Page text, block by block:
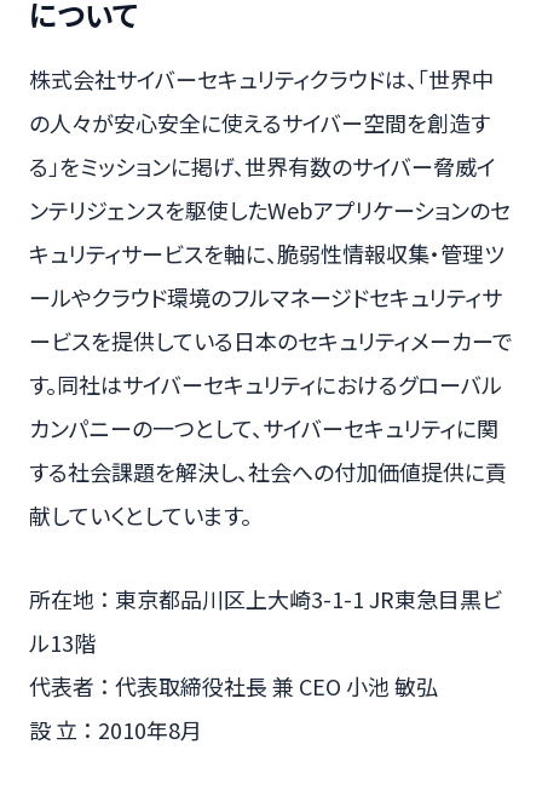
について
株式会社サイバーセキュリティクラウドは、「世界中
の人々が安心安全に使えるサイバー空間を創造す
る」をミッションに掲げ、世界有数のサイバー脅威イ
ンテリジェンスを駆使したWebアプリケーションのセ
キュリティサービスを軸に、脆弱性情報収集・管理ツ
ールやクラウド環境のフルマネージドセキュリティサ
ービスを提供している日本のセキュリティメーカーで
す。同社はサイバーセキュリティにおけるグローバル
カンパニーの一つとして、サイバーセキュリティに関
する社会課題を解決し、社会への付加価値提供に貢
献していくとしています。
所在地 ： 東京都品川区上大崎3-1-1 JR東急目黒ビ
ル13階
代表者 ： 代表取締役社長 兼 CEO 小池 敏弘
設 立 ： 2010年8月